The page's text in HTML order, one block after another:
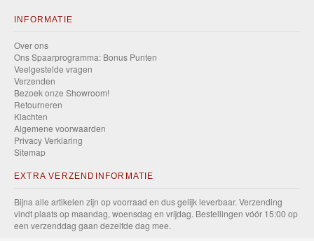
INFORMATIE
Over ons
Ons Spaarprogramma: Bonus Punten
Veelgestelde vragen
Verzenden
Bezoek onze Showroom!
Retourneren
Klachten
Algemene voorwaarden
Privacy Verklaring
Sitemap
EXTRA VERZENDINFORMATIE
Bijna alle artikelen zijn op voorraad en dus gelijk leverbaar. Verzending
vindt plaats op maandag, woensdag en vrijdag. Bestellingen vóór 15:00 op
een verzenddag gaan dezelfde dag mee.